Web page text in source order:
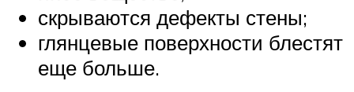
скрываются дефекты стены;
глянцевые поверхности блестят
еще больше.